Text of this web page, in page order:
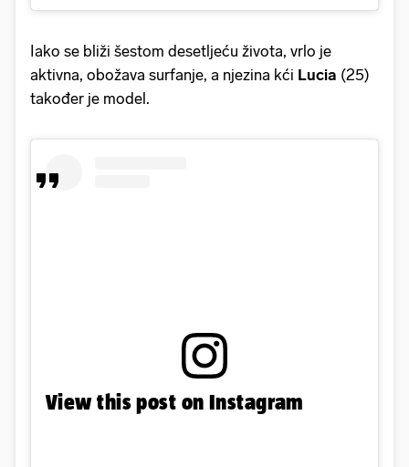
Iako se bliži šestom desetljeću života, vrlo je
aktivna, obožava surfanje, a njezina kći Lucia (25)
također je model.
View this post on Instagram